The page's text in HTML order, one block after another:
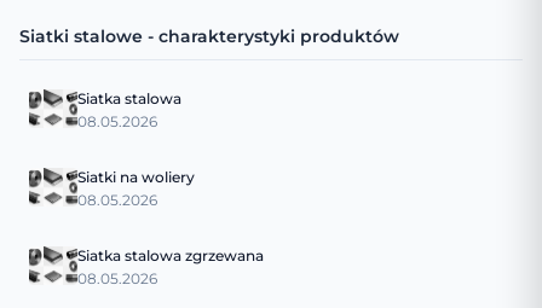
Siatki stalowe - charakterystyki produktów
Siatka stalowa
08.05.2026
Siatki na woliery
08.05.2026
Siatka stalowa zgrzewana
08.05.2026